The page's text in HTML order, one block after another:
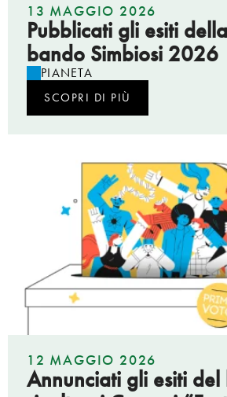
13 MAGGIO 2026
Pubblicati gli esiti
bando Simbiosi 2026
PIANETA
SCOPRI DI PIÙ
12 MAGGIO 2026
Annunciati gli esiti